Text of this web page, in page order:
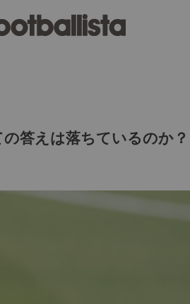
答えは落ちているのか？